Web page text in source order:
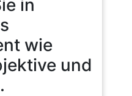
in
wie
und